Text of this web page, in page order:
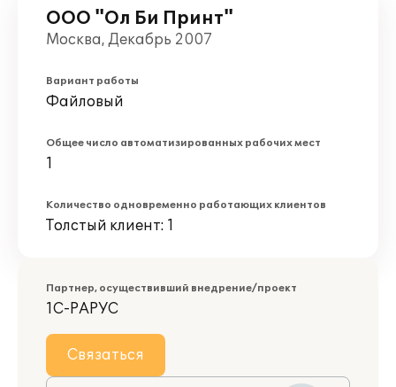
ООО "Ол Би Принт"
Москва, Декабрь 2007
Вариант работы
Файловый
Общее число автоматизированных рабочих мест
1
Количество одновременно работающих клиентов
Толстый клиент: 1
Партнер, осуществивший внедрение/проект
1С-РАРУС
Связаться